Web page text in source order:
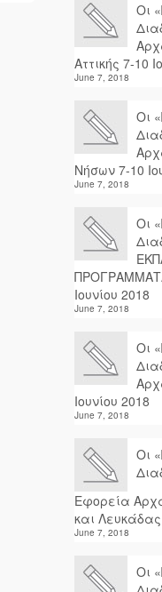
Οι
Αττικής 7-10
June 7, 2018
Οι
Νήσων 7-10
June 7, 2018
Οι
Ιουνίου 2018
June 7, 2018
Οι
Ιουνίου 2018
June 7, 2018
Οι
Εφορεία
και
June 7, 2018
Οι